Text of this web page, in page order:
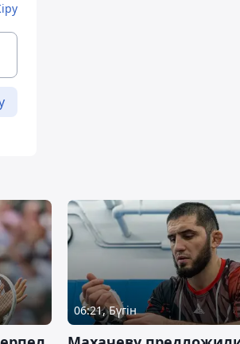
06:21, Бүгін